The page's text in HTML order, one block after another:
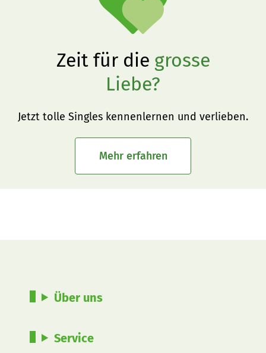
Zeit für die grosse
Liebe?
Jetzt tolle Singles kennenlernen und verlieben.
Mehr erfahren
Über uns
Service